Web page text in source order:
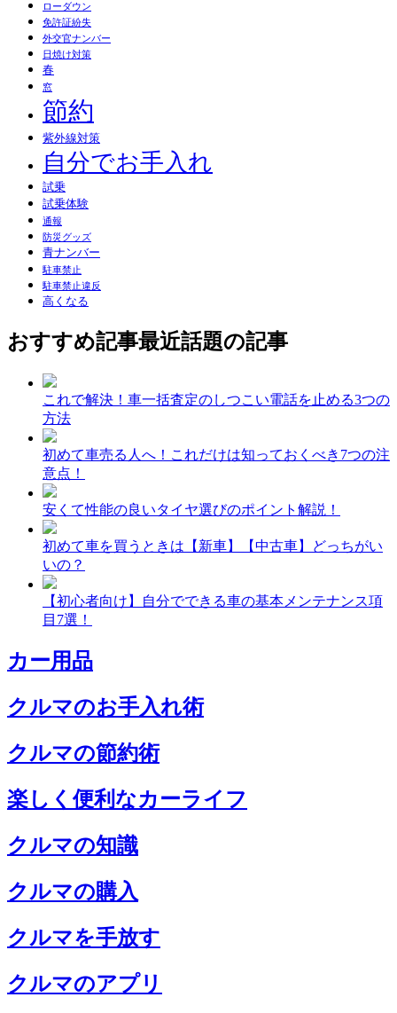
ローダウン
免許証紛失
外交官ナンバー
日焼け対策
春
窓
節約
紫外線対策
自分でお手入れ
試乗
試乗体験
通報
防災グッズ
青ナンバー
駐車禁止
駐車禁止違反
高くなる
おすすめ記事最近話題の記事
これで解決！車一括査定のしつこい電話を止める3つの
方法
初めて車売る人へ！これだけは知っておくべき7つの注
意点！
安くて性能の良いタイヤ選びのポイント解説！
初めて車を買うときは【新車】【中古車】どっちがい
いの？
【初心者向け】自分でできる車の基本メンテナンス項
目7選！
カー用品
クルマのお手入れ術
クルマの節約術
楽しく便利なカーライフ
クルマの知識
クルマの購入
クルマを手放す
クルマのアプリ